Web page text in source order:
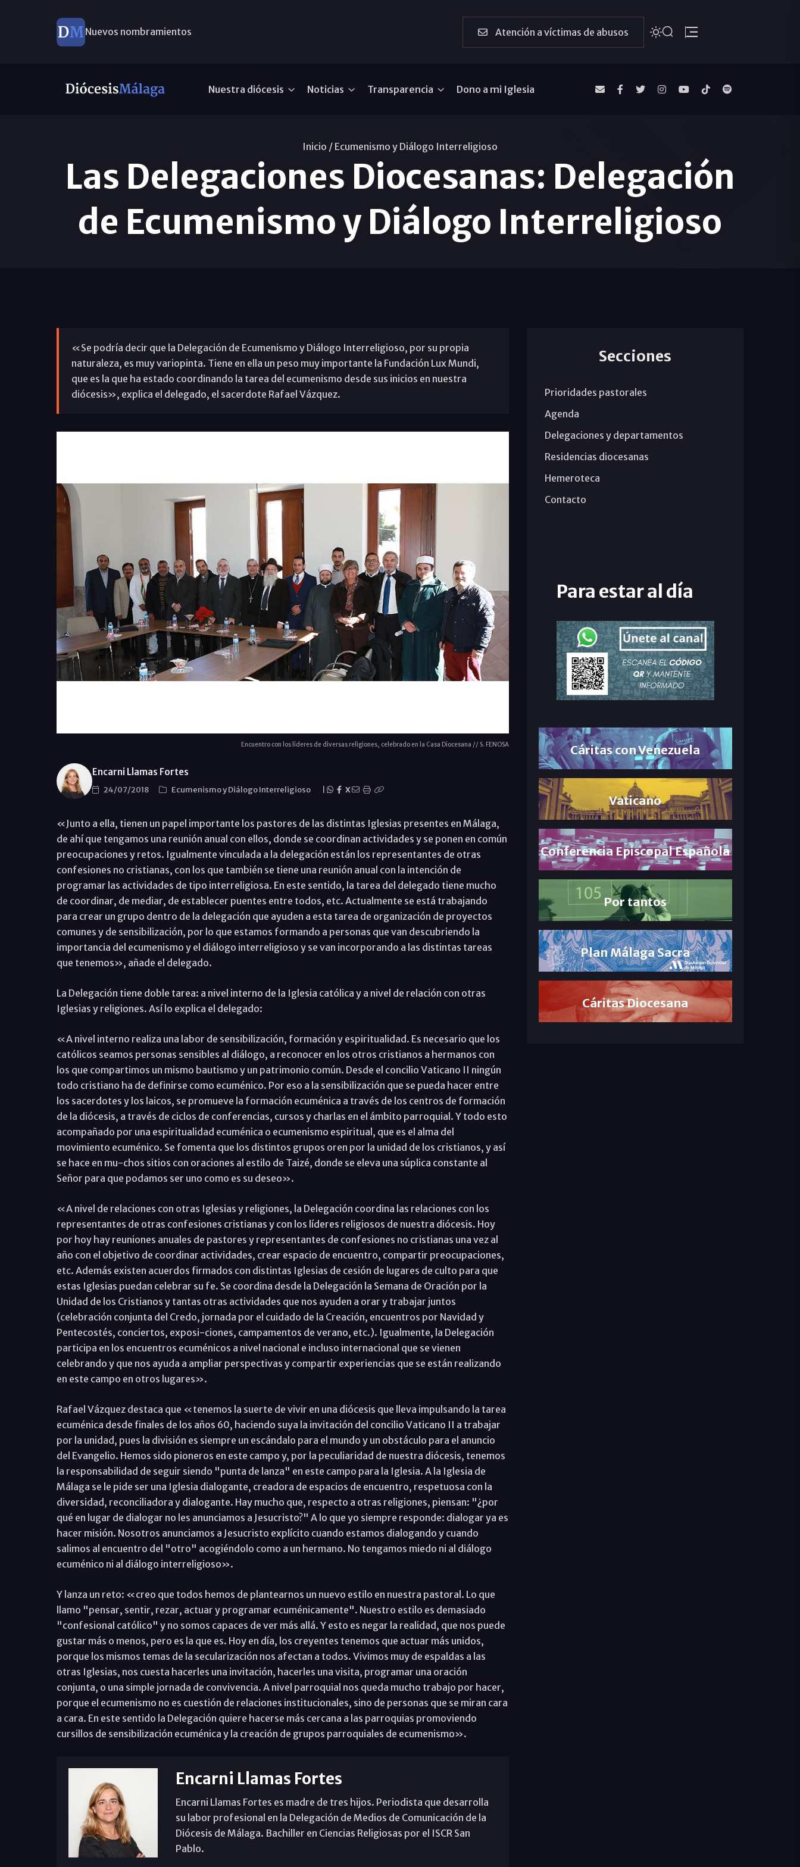
Nuevos nombramientos Atención a víctimas de abusos
Nuestra diócesis Noticias Transparencia Dono a mi Iglesia
Inicio / Ecumenismo y Diálogo Interreligioso
Las Delegaciones Diocesanas: Delegación
de Ecumenismo y Diálogo Interreligioso
«Se podría decir que la Delegación de Ecumenismo y Diálogo Interreligioso, por su propia
naturaleza, es muy variopinta. Tiene en ella un peso muy importante la Fundación Lux Mundi,
que es la que ha estado coordinando la tarea del ecumenismo desde sus inicios en nuestra
diócesis», explica el delegado, el sacerdote Rafael Vázquez.
Encuentro con los líderes de diversas religiones, celebrado en la Casa Diocesana // S. FENOSA
Encarni Llamas Fortes
24/07/2018 Ecumenismo y Diálogo Interreligioso X
«Junto a ella, tienen un papel importante los pastores de las distintas Iglesias presentes en Málaga,
de ahí que tengamos una reunión anual con ellos, donde se coordinan actividades y se ponen en común
preocupaciones y retos. Igualmente vinculada a la delegación están los representantes de otras
confesiones no cristianas, con los que también se tiene una reunión anual con la intención de
programar las actividades de tipo interreligiosa. En este sentido, la tarea del delegado tiene mucho
de coordinar, de mediar, de establecer puentes entre todos, etc. Actualmente se está trabajando
para crear un grupo dentro de la delegación que ayuden a esta tarea de organización de proyectos
comunes y de sensibilización, por lo que estamos formando a personas que van descubriendo la
importancia del ecumenismo y el diálogo interreligioso y se van incorporando a las distintas tareas
que tenemos», añade el delegado.
La Delegación tiene doble tarea: a nivel interno de la Iglesia católica y a nivel de relación con otras
Iglesias y religiones. Así lo explica el delegado:
«A nivel interno realiza una labor de sensibilización, formación y espiritualidad. Es necesario que los
católicos seamos personas sensibles al diálogo, a reconocer en los otros cristianos a hermanos con
los que compartimos un mismo bautismo y un patrimonio común. Desde el concilio Vaticano II ningún
todo cristiano ha de definirse como ecuménico. Por eso a la sensibilización que se pueda hacer entre
los sacerdotes y los laicos, se promueve la formación ecuménica a través de los centros de formación
de la diócesis, a través de ciclos de conferencias, cursos y charlas en el ámbito parroquial. Y todo esto
acompañado por una espiritualidad ecuménica o ecumenismo espiritual, que es el alma del
movimiento ecuménico. Se fomenta que los distintos grupos oren por la unidad de los cristianos, y así
se hace en mu-chos sitios con oraciones al estilo de Taizé, donde se eleva una súplica constante al
Señor para que podamos ser uno como es su deseo».
«A nivel de relaciones con otras Iglesias y religiones, la Delegación coordina las relaciones con los
representantes de otras confesiones cristianas y con los líderes religiosos de nuestra diócesis. Hoy
por hoy hay reuniones anuales de pastores y representantes de confesiones no cristianas una vez al
año con el objetivo de coordinar actividades, crear espacio de encuentro, compartir preocupaciones,
etc. Además existen acuerdos firmados con distintas Iglesias de cesión de lugares de culto para que
estas Iglesias puedan celebrar su fe. Se coordina desde la Delegación la Semana de Oración por la
Unidad de los Cristianos y tantas otras actividades que nos ayuden a orar y trabajar juntos
(celebración conjunta del Credo, jornada por el cuidado de la Creación, encuentros por Navidad y
Pentecostés, conciertos, exposi-ciones, campamentos de verano, etc.). Igualmente, la Delegación
participa en los encuentros ecuménicos a nivel nacional e incluso internacional que se vienen
celebrando y que nos ayuda a ampliar perspectivas y compartir experiencias que se están realizando
en este campo en otros lugares».
Rafael Vázquez destaca que «tenemos la suerte de vivir en una diócesis que lleva impulsando la tarea
ecuménica desde finales de los años 60, haciendo suya la invitación del concilio Vaticano II a trabajar
por la unidad, pues la división es siempre un escándalo para el mundo y un obstáculo para el anuncio
del Evangelio. Hemos sido pioneros en este campo y, por la peculiaridad de nuestra diócesis, tenemos
la responsabilidad de seguir siendo "punta de lanza" en este campo para la Iglesia. A la Iglesia de
Málaga se le pide ser una Iglesia dialogante, creadora de espacios de encuentro, respetuosa con la
diversidad, reconciliadora y dialogante. Hay mucho que, respecto a otras religiones, piensan: "¿por
qué en lugar de dialogar no les anunciamos a Jesucristo?" A lo que yo siempre responde: dialogar ya es
hacer misión. Nosotros anunciamos a Jesucristo explícito cuando estamos dialogando y cuando
salimos al encuentro del "otro" acogiéndolo como a un hermano. No tengamos miedo ni al diálogo
ecuménico ni al diálogo interreligioso».
Y lanza un reto: «creo que todos hemos de plantearnos un nuevo estilo en nuestra pastoral. Lo que
llamo "pensar, sentir, rezar, actuar y programar ecuménicamente". Nuestro estilo es demasiado
"confesional católico" y no somos capaces de ver más allá. Y esto es negar la realidad, que nos puede
gustar más o menos, pero es la que es. Hoy en día, los creyentes tenemos que actuar más unidos,
porque los mismos temas de la secularización nos afectan a todos. Vivimos muy de espaldas a las
otras Iglesias, nos cuesta hacerles una invitación, hacerles una visita, programar una oración
conjunta, o una simple jornada de convivencia. A nivel parroquial nos queda mucho trabajo por hacer,
porque el ecumenismo no es cuestión de relaciones institucionales, sino de personas que se miran cara
a cara. En este sentido la Delegación quiere hacerse más cercana a las parroquias promoviendo
cursillos de sensibilización ecuménica y la creación de grupos parroquiales de ecumenismo».
Encarni Llamas Fortes
Encarni Llamas Fortes es madre de tres hijos. Periodista que desarrolla
su labor profesional en la Delegación de Medios de Comunicación de la
Diócesis de Málaga. Bachiller en Ciencias Religiosas por el ISCR San
Pablo.
Secciones
Prioridades pastorales
Agenda
Delegaciones y departamentos
Residencias diocesanas
Hemeroteca
Contacto
Para estar al día
Cáritas con Venezuela
Vaticano
Conferencia Episcopal Española
Por tantos
Plan Málaga Sacra
Cáritas Diocesana